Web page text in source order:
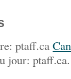
ptaff.ca
jour: